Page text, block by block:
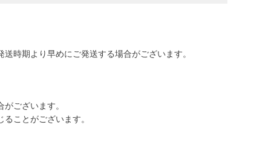
時期より早めにご発送する場合がございます。
ございます。
ことがございます。